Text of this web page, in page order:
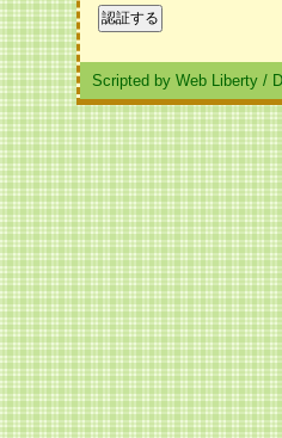
Scripted by Web Liberty /